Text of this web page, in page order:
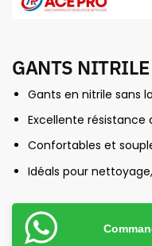
GANTS
Gants en nitrile sans
Excellente résistance
Confortables et
Idéals pour